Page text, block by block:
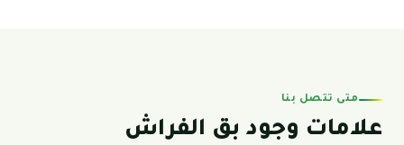
متى تتصل بنا
علامات وجود بق الفراش